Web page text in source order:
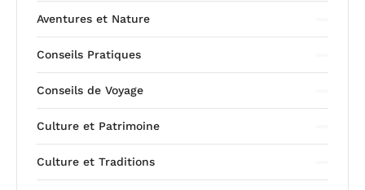
Aventures et Nature
Conseils Pratiques
Conseils de Voyage
Culture et Patrimoine
Culture et Traditions